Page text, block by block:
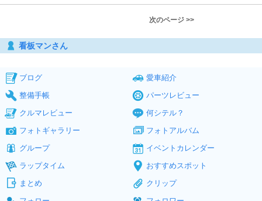
次のページ >>
看板マンさん
ブログ
愛車紹介
整備手帳
パーツレビュー
クルマレビュー
何シテル？
フォトギャラリー
フォトアルバム
グループ
イベントカレンダー
ラップタイム
おすすめスポット
まとめ
クリップ